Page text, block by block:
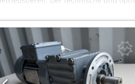
Betrieb entstanden sind, sind
hervorragend für den
und andere
Getriebetyp: WA20 Motortyp: DR63L4
50 Hz Motordrehzahl: 1300 U/min
45 Nm